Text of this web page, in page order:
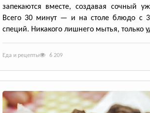
запекаются вместе, создавая сочный
Всего 30 минут — и на столе блюдо с
специй. Никакого лишнего мытья, только
Еда и рецепты 6 209